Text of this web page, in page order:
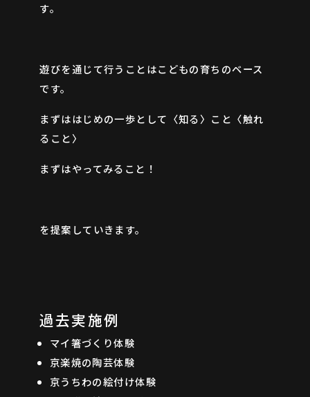
す。
遊びを通じて行うことはこどもの育ちのベース
です。
まずははじめの一歩として〈知る〉こと〈触れ
ること〉
まずはやってみること！
を提案していきます。
過去実施例
マイ箸づくり体験
京楽焼の陶芸体験
京うちわの絵付け体験